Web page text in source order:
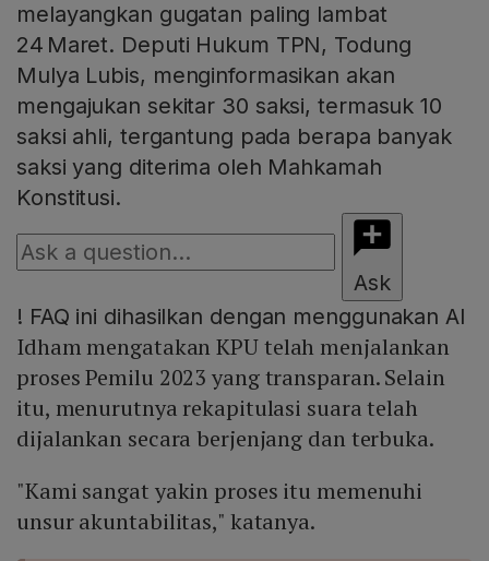
melayangkan gugatan paling lambat
24 Maret. Deputi Hukum TPN, Todung
Mulya Lubis, menginformasikan akan
mengajukan sekitar 30 saksi, termasuk 10
saksi ahli, tergantung pada berapa banyak
saksi yang diterima oleh Mahkamah
Konstitusi.
Ask
! FAQ ini dihasilkan dengan menggunakan AI
Idham mengatakan KPU telah menjalankan
proses Pemilu 2023 yang transparan. Selain
itu, menurutnya rekapitulasi suara telah
dijalankan secara berjenjang dan terbuka.
"Kami sangat yakin proses itu memenuhi
unsur akuntabilitas," katanya.